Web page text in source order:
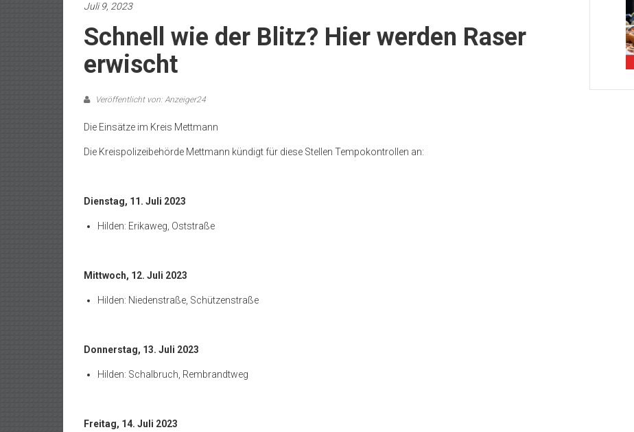
Juli 9, 2023
Schnell wie der Blitz? Hier werden Raser
erwischt
Veröffentlicht von: Anzeiger24
Die Einsätze im Kreis Mettmann
Die Kreispolizeibehörde Mettmann kündigt für diese Stellen Tempokontrollen an:
Dienstag, 11. Juli 2023
Hilden: Erikaweg, Oststraße
Mittwoch, 12. Juli 2023
Hilden: Niedenstraße, Schützenstraße
Donnerstag, 13. Juli 2023
Hilden: Schalbruch, Rembrandtweg
Freitag, 14. Juli 2023